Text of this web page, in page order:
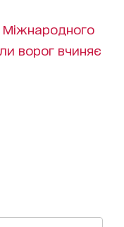
ворог вчиняє